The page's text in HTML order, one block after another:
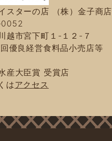
スターの店 （株）金子商店
越市宮下町１-１２-７
優良経営食料品小売店等
産大臣賞 受賞店
はアクセス